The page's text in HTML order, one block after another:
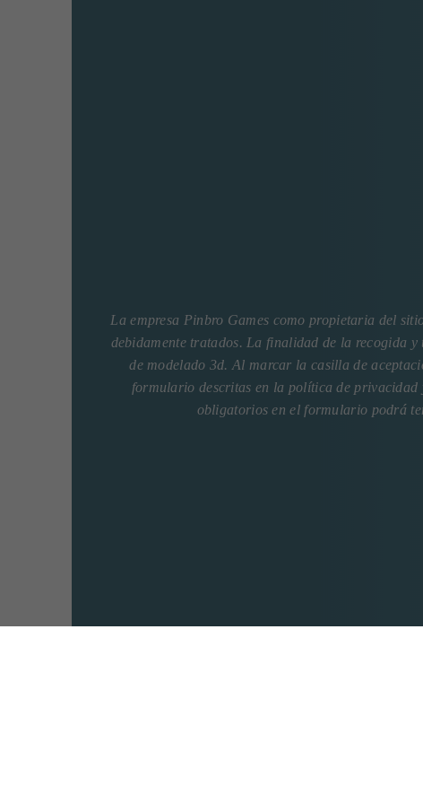
La empresa Pinbro Games como propietaria del
debidamente tratados. La finalidad de la recogida
de modelado 3d. Al marcar la casilla de
formulario descritas en la política de privacidad
obligatorios en el formulario podrá